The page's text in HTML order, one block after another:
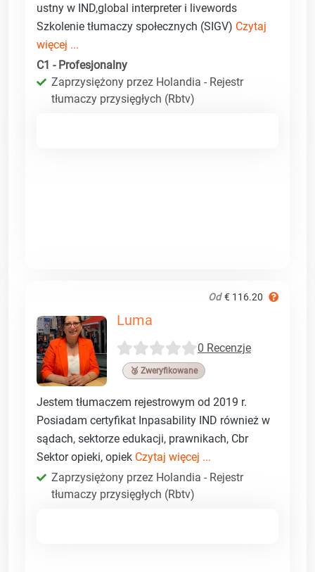
ustny w IND,global interpreter i livewords
Szkolenie tłumaczy społecznych (SIGV) Czytaj
więcej ...
C1 - Profesjonalny
Zaprzysiężony przez Holandia - Rejestr
tłumaczy przysięgłych (Rbtv)
Od € 116.20
Luma
0 Recenzje
🥉 Zweryfikowane
Jestem tłumaczem rejestrowym od 2019 r.
Posiadam certyfikat Inpasability IND również w
sądach, sektorze edukacji, prawnikach, Cbr
Sektor opieki, opiek Czytaj więcej ...
Zaprzysiężony przez Holandia - Rejestr
tłumaczy przysięgłych (Rbtv)